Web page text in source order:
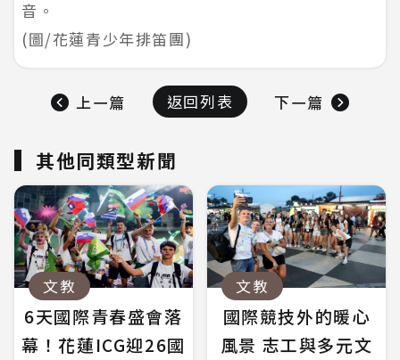
音。
(圖/花蓮青少年排笛團)
上一篇 返回列表 下一篇
其他同類型新聞
文教
6天國際青春盛會落
幕！花蓮ICG迎26國
文教
國際競技外的暖心
風景 志工與多元文